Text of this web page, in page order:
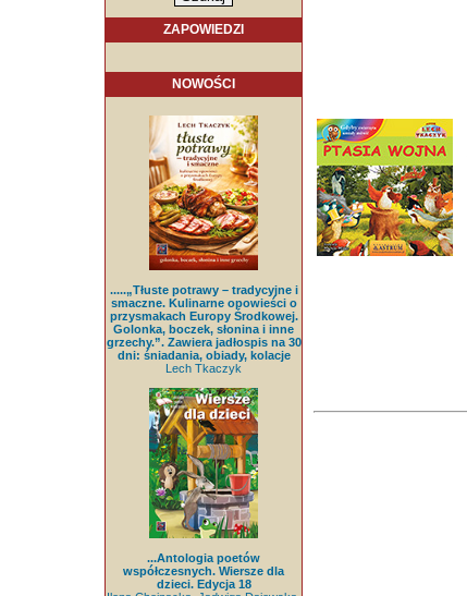
ZAPOWIEDZI
NOWOŚCI
.....„Tłuste potrawy – tradycyjne i
smaczne. Kulinarne opowieści o
przysmakach Europy Środkowej.
Golonka, boczek, słonina i inne
grzechy.”. Zawiera jadłospis na 30
dni: śniadania, obiady, kolacje
Lech Tkaczyk
...Antologia poetów
współczesnych. Wiersze dla
dzieci. Edycja 18